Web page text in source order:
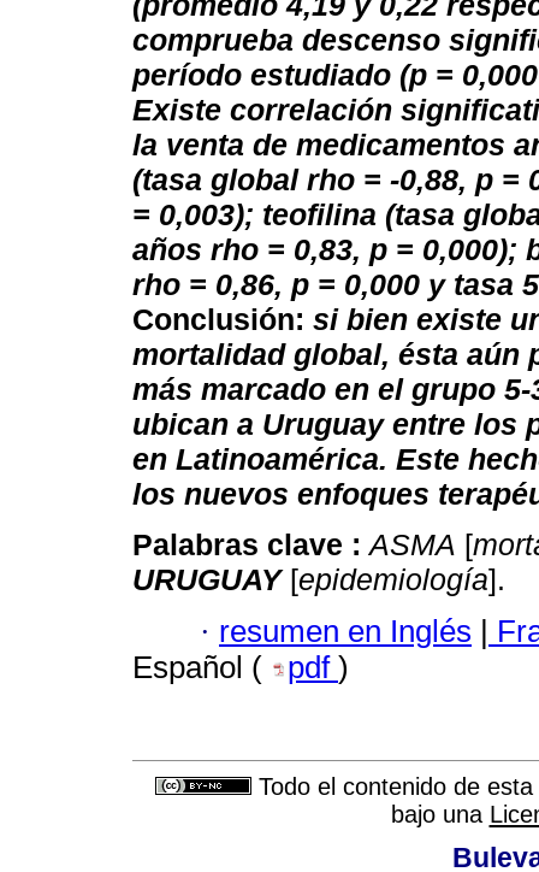
comprueba descenso
período estudiado (p =
Existe correlación
la venta de medicamentos
(tasa global rho = -0,88, p =
= 0,003); teofilina (tasa
años rho = 0,83, p = 0,000);
rho = 0,86, p = 0,000 y tasa
Conclusión: si bien existe
mortalidad global, ésta aún
más marcado en el grupo
ubican a Uruguay entre los
en Latinoamérica. Este
los nuevos enfoques
Palabras clave :ASMA [
URUGUAY[epidemiología].
· resumen en Inglés |
Español (
pdf )
Todo el contenido de
bajo una